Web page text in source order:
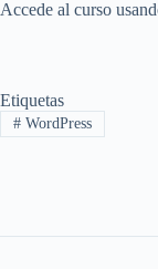
Accede al curso
Etiquetas
#WordPress